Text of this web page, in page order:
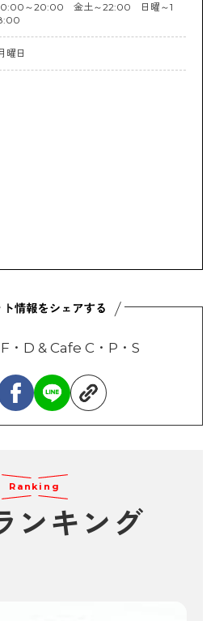
～20:00 金土～22:00 日曜～1
曜日
・D & Cafe C・P・S
Ranking
ンキング